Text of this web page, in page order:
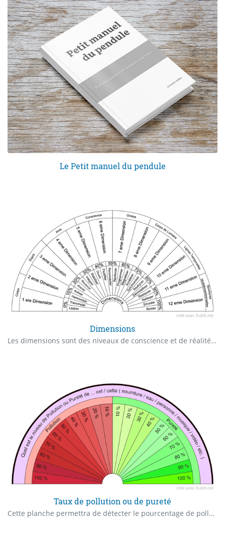
Le Petit manuel du pendule
Dimensions
Les dimensions sont des niveaux de conscience et
Taux de pollution ou de pureté
Cette planche permettra de détecter le pourcentage de pollution ou de pureté de tous ce que vous voulez vérifié. Cet / cette ( nourriture / eau / personne / musique / vidéo / etc. )